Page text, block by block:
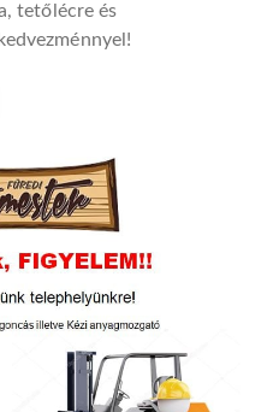
tetőlécre és